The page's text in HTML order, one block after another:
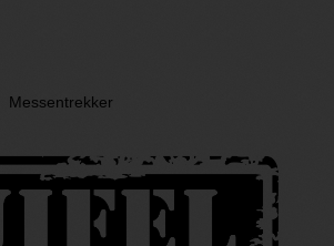
Messentrekker